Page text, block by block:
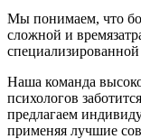
Мы понимаем, что
сложной и
Наша команда
психологов
предлагаем
применяя лучшие